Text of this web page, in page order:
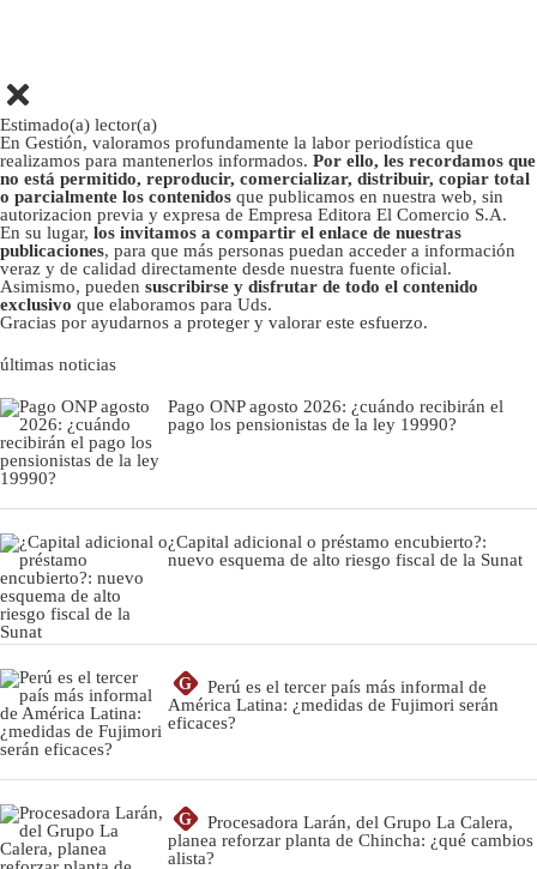
Estimado(a) lector(a)
En Gestión, valoramos profundamente la labor periodística que
realizamos para mantenerlos informados. Por ello, les recordamos que
no está permitido, reproducir, comercializar, distribuir, copiar total
o parcialmente los contenidos que publicamos en nuestra web, sin
autorizacion previa y expresa de Empresa Editora El Comercio S.A.
En su lugar, los invitamos a compartir el enlace de nuestras
publicaciones, para que más personas puedan acceder a información
veraz y de calidad directamente desde nuestra fuente oficial.
Asimismo, pueden suscribirse y disfrutar de todo el contenido
exclusivo que elaboramos para Uds.
Gracias por ayudarnos a proteger y valorar este esfuerzo.
últimas noticias
Pago ONP agosto 2026: ¿cuándo recibirán el
pago los pensionistas de la ley 19990?
¿Capital adicional o préstamo encubierto?:
nuevo esquema de alto riesgo fiscal de la Sunat
G
Perú es el tercer país más informal de
América Latina: ¿medidas de Fujimori serán
eficaces?
G
Procesadora Larán, del Grupo La Calera,
planea reforzar planta de Chincha: ¿qué cambios
alista?